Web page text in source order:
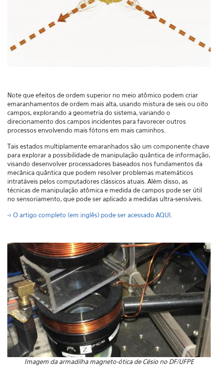
Note que efeitos de ordem superior no meio atômico podem criar
emaranhamentos de ordem mais alta, usando mistura de seis ou oito
campos, explorando a geometria do sistema, variando o
direcionamento dos campos incidentes para favorecer outros
processos envolvendo mais fótons em mais caminhos.
Tais estados multiplamente emaranhados são um componente chave
para explorar a possibilidade de manipulação quântica de informação,
visando desenvolver processadores baseados nos fundamentos da
mecânica quântica que podem resolver problemas matemáticos
intratáveis pelos computadores clássicos atuais. Além disso, as
técnicas de manipulação atômica e medida de campos pode ser útil
no sensoriamento, que pode ser aplicado a medidas ultra-sensíveis.
-> O artigo completo (em inglês) pode ser acessado AQUI.
Imagem da armadilha magneto-ótica de Césio no DF/UFPE